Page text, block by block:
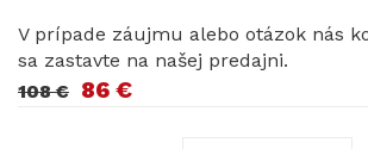
V prípade záujmu alebo otázok nás
sa zastavte na našej predajni.
108 € 86 €